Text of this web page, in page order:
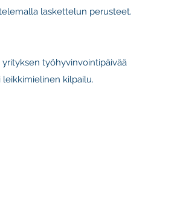
laskettelun perusteet.
työhyvinvointipäivää
leikkimielinen kilpailu.